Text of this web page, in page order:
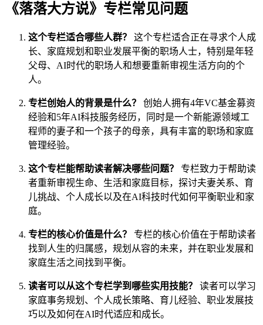
《落落大方说》专栏常见问题
这个专栏适合哪些人群？
这个专栏适合正在寻求个人成
长、家庭规划和职业发展平衡的职场人士，特别是年轻
父母、AI时代的职场人和想要重新审视生活方向的个
人。
专栏创始人的背景是什么？
创始人拥有4年VC基金募资
经验和5年AI科技服务经历，同时是一个新能源领域工
程师的妻子和一个孩子的母亲，具有丰富的职场和家庭
管理经验。
这个专栏能帮助读者解决哪些问题？
专栏致力于帮助读
者重新审视生命、生活和家庭目标，探讨夫妻关系、育
儿挑战、个人成长以及在AI科技时代如何平衡职业和家
庭。
专栏的核心价值是什么？
专栏的核心价值在于帮助读者
找到人生的归属感，规划从容的未来，并在职业发展和
家庭生活之间找到平衡。
读者可以从这个专栏学到哪些实用技能？
读者可以学习
家庭事务规划、个人成长策略、育儿经验、职业发展技
巧以及如何在AI时代适应和成长。